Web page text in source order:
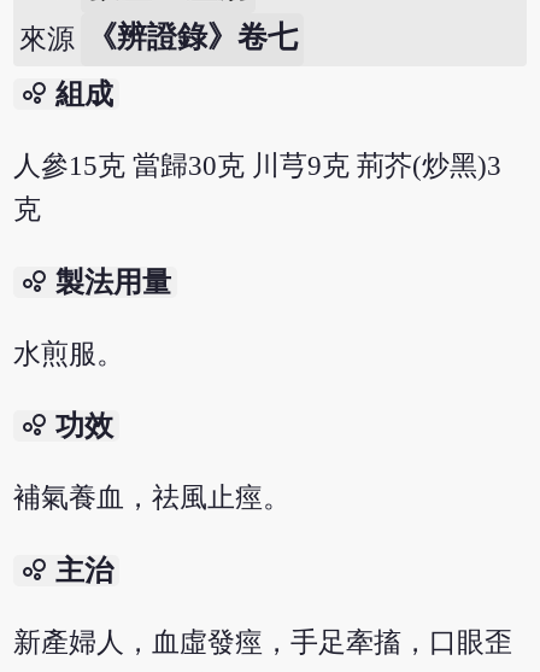
來源 《辨證錄》卷七
bubble_chart 組成
人參15克 當歸30克 川芎9克 荊芥(炒黑)3
克
bubble_chart 製法用量
水煎服。
bubble_chart 功效
補氣養血，祛風止痙。
bubble_chart 主治
新產婦人，血虛發痙，手足牽搐，口眼歪